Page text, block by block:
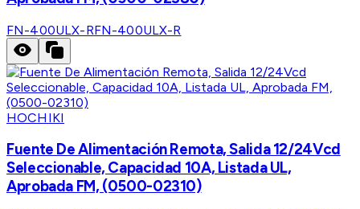
FN-400ULX-RFN-400ULX-R
HOCHIKI
Fuente De Alimentación Remota, Salida 12/24Vcd
Seleccionable, Capacidad 10A, Listada UL,
Aprobada FM, (0500-02310)